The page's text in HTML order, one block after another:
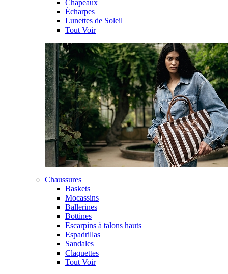
Chapeaux
Ècharpes
Lunettes de Soleil
Tout Voir
Chaussures
Baskets
Mocassins
Ballerines
Bottines
Escarpins à talons hauts
Espadrillas
Sandales
Claquettes
Tout Voir